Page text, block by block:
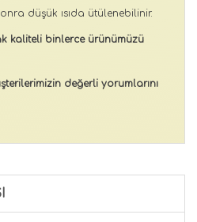
düşük ısıda ütülenebilinir.
kaliteli binlerce ürünümüzü
değerli yorumlarını